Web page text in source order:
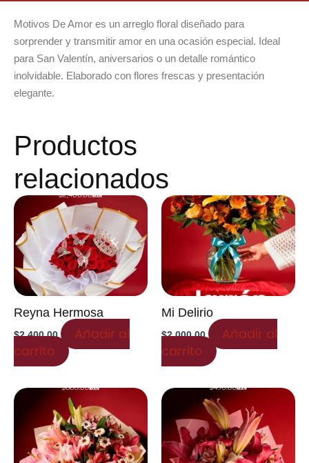
Motivos De Amor es un arreglo floral diseñado para
sorprender y transmitir amor en una ocasión especial. Ideal
para San Valentín, aniversarios o un detalle romántico
inolvidable. Elaborado con flores frescas y presentación
elegante.
Productos
relacionados
Reyna Hermosa
$2,400.00
Añadir al
carrito
Mi Delirio
$2,000.00
Añadir al
carrito